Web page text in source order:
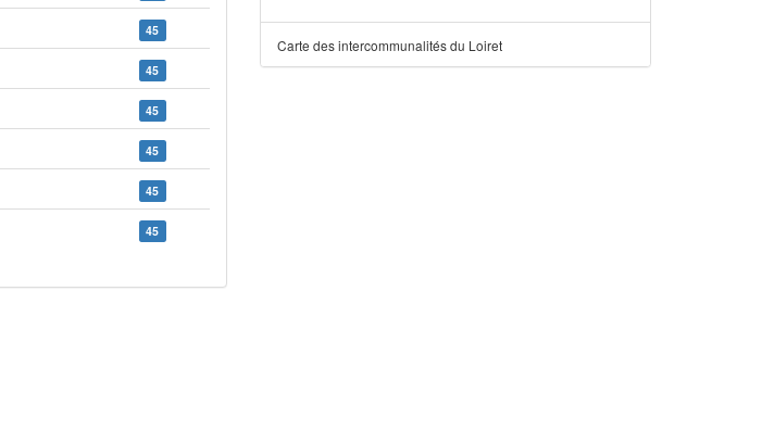
45
45
45
45
45
45
Carte des intercommunalités du Loiret